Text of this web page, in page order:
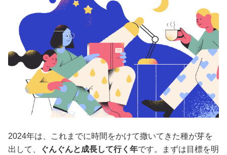
2024年は、これまでに時間をかけて撒いてきた種が芽を
出して、
ぐんぐんと成長して行く年です。まずは目標を明